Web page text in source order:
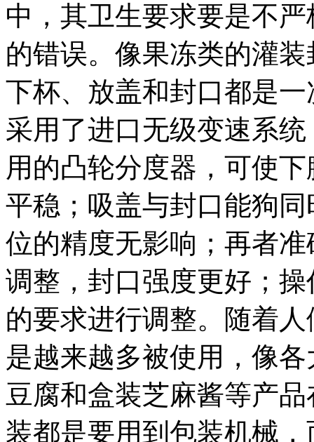
中，其卫生要求要是不
的错误。像果冻类的灌
下杯、放盖和封口都是
采用了进口无级变速系
用的凸轮分度器，可使
平稳；吸盖与封口能狗
位的精度无影响；再者
调整，封口强度更好；
的要求进行调整。随着
是越来越多被使用，像
豆腐和盒装芝麻酱等产
装都是要用到包装机械